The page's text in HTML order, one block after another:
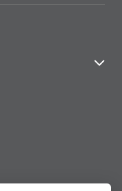
in diesem
speichern.